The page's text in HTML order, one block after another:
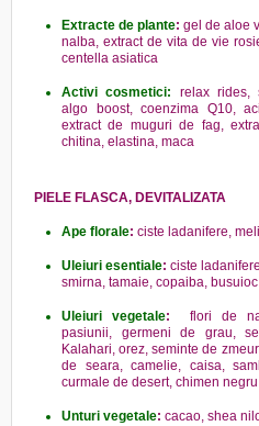
Extracte de plante: gel de aloe
nalba, extract de vita de vie
centella asiatica
Activi cosmetici:
relax rides,
algo boost, coenzima Q10,
extract de muguri de fag,
chitina, elastina, maca
PIELE FLASCA, DEVITALIZATA
Ape florale: ciste ladanifere,
Uleiuri esentiale:ciste
smirna, tamaie, copaiba,
Uleiuri vegetale:
flori de
pasiunii, germeni de grau,
Kalahari, orez, seminte de
de seara, camelie, caisa,
curmale de desert, chimen
Unturi vegetale: cacao, shea